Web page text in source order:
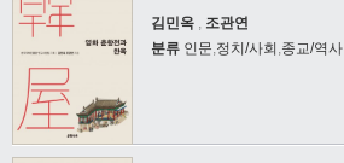
김민옥 , 조관연
분류 인문 정치/사회 종교/역사